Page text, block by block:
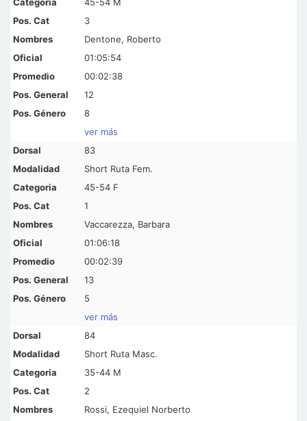
3
Dentone, Roberto
01:05:54
00:02:38
12
8
ver más
83
Short Ruta Fem.
45-54 F
1
Vaccarezza, Barbara
01:06:18
00:02:39
13
5
ver más
84
Short Ruta Masc.
35-44 M
2
Rossi, Ezequiel Norberto